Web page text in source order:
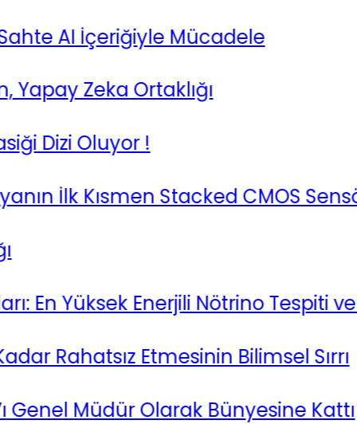
AI İçeriğiyle Mücadele
Zeka Ortaklığı
Oluyor !
İlk Kısmen Stacked CMOS
Yüksek Enerjili Nötrino Tespiti ve
Rahatsız Etmesinin Bilimsel Sırrı
Müdür Olarak Bünyesine Kattı